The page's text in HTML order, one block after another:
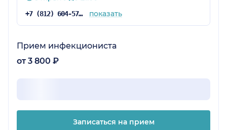
+7 (812) 604-57-48 показать
Прием инфекциониста
от 3 800 ₽
Записаться на прием